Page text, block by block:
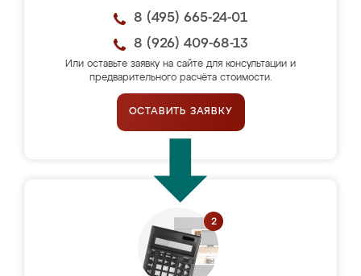
8 (495) 665-24-01
8 (926) 409-68-13
Или оставьте заявку на сайте для консультации и
предварительного расчёта стоимости.
ОСТАВИТЬ ЗАЯВКУ